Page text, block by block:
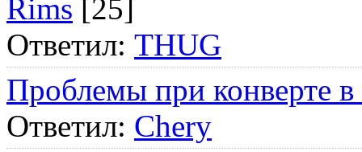
Rims [25]
Ответил: THUG
Проблемы при конверте
Ответил: Chery